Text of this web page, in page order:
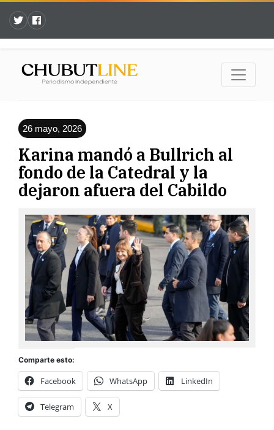
26 mayo, 2026
Karina mandó a Bullrich al
fondo de la Catedral y la
dejaron afuera del Cabildo
Comparte esto:
Facebook WhatsApp LinkedIn
Telegram X